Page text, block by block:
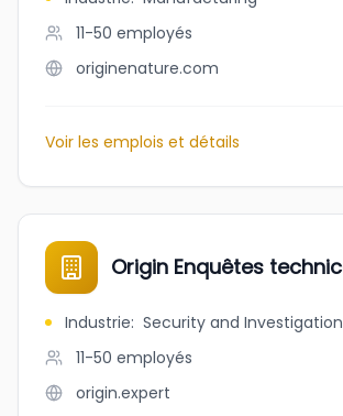
11-50 employés
originenature.com
Voir les emplois et détails
Origin Enquêtes
Industrie: Security and
11-50 employés
origin.expert